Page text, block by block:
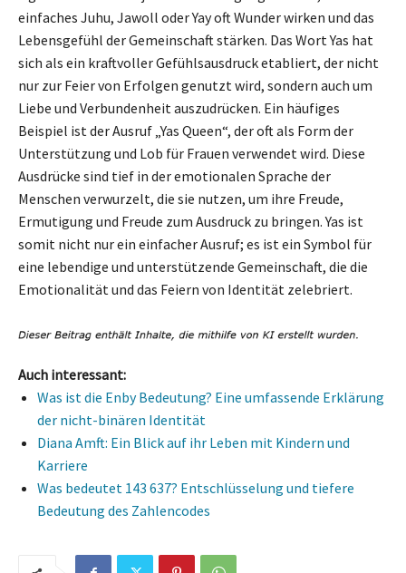
einfaches Juhu, Jawoll oder Yay oft Wunder wirken und das
Lebensgefühl der Gemeinschaft stärken. Das Wort Yas hat
sich als ein kraftvoller Gefühlsausdruck etabliert, der nicht
nur zur Feier von Erfolgen genutzt wird, sondern auch um
Liebe und Verbundenheit auszudrücken. Ein häufiges
Beispiel ist der Ausruf „Yas Queen“, der oft als Form der
Unterstützung und Lob für Frauen verwendet wird. Diese
Ausdrücke sind tief in der emotionalen Sprache der
Menschen verwurzelt, die sie nutzen, um ihre Freude,
Ermutigung und Freude zum Ausdruck zu bringen. Yas ist
somit nicht nur ein einfacher Ausruf; es ist ein Symbol für
eine lebendige und unterstützende Gemeinschaft, die die
Emotionalität und das Feiern von Identität zelebriert.
Auch interessant:
Was ist die Enby Bedeutung? Eine umfassende Erklärung
der nicht-binären Identität
Diana Amft: Ein Blick auf ihr Leben mit Kindern und
Karriere
Was bedeutet 143 637? Entschlüsselung und tiefere
Bedeutung des Zahlencodes